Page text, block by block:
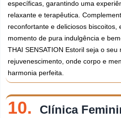
específicas, garantindo uma
relaxante e terapêutica.
reconfortante e deliciosos biscoitos,
momento de pura indulgência e
THAI SENSATION Estoril seja o seu
rejuvenescimento, onde corpo e
harmonia perfeita.
10.
Clínica